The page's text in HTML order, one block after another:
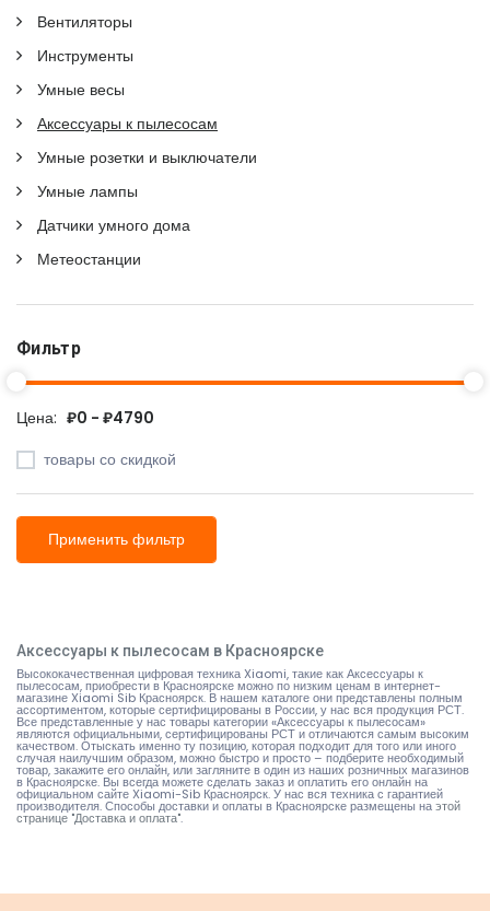
Вентиляторы
Инструменты
Умные весы
Аксессуары к пылесосам
Умные розетки и выключатели
Умные лампы
Датчики умного дома
Метеостанции
Фильтр
Цена: ₽0 - ₽4790
товары со скидкой
Применить фильтр
Аксессуары к пылесосам в Красноярске
Высококачественная цифровая техника Xiaomi, такие как Аксессуары к
пылесосам, приобрести в Красноярске можно по низким ценам в интернет-
магазине Xiaomi Sib Красноярск. В нашем каталоге они представлены полным
ассортиментом, которые сертифицированы в России, у нас вся продукция РСТ.
Все представленные у нас товары категории «Аксессуары к пылесосам»
являются официальными, сертифицированы РСТ и отличаются самым высоким
качеством. Отыскать именно ту позицию, которая подходит для того или иного
случая наилучшим образом, можно быстро и просто – подберите необходимый
товар, закажите его онлайн, или загляните в один из наших розничных магазинов
в Красноярске. Вы всегда можете сделать заказ и оплатить его онлайн на
официальном сайте Xiaomi-Sib Красноярск. У нас вся техника с гарантией
производителя. Способы доставки и оплаты в Красноярске размещены наэтой
странице "Доставка и оплата".